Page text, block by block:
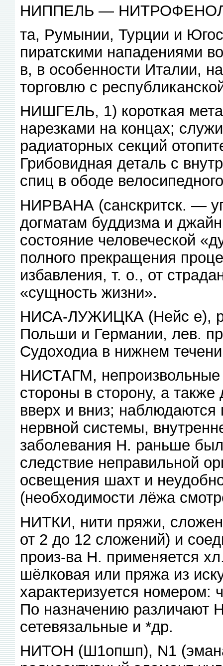
НИППЕЛЬ —
та, Румынии, Турции и
пиратскими нападениями
в, в особенности Италии,
торговлю с
НИШГЕЛЬ, 1) короткая
нарезками на концах;
радиаторных секций
Грибовидная деталь с
спиц в ободе
НИРВАНА (санскритск. —
догматам буддизма и
состояние человеческой
полного прекращения
избавления, т. о., от
«сущность жизни».
НИСА-ЛУЖИЦКА (Нейс е),
Польши и Германии, лев.
Судоходиа в нижнем
НИСТАГМ, непроизвольные
стороны в сторону, а также
вверх и вниз; наблюдаются
нервной системы,
заболевания Н. раньше был
следствие неправильной
освещения шахт и
(необходимости лёжа
НИТКИ, нити пряжи,
от 2 до 12 сложений) и
произ-ва Н. применяется
шёлковая или пряжа из
характеризуется
По назначению
сетевязальные и *др.
НИТОН (Ш1опшп), N1